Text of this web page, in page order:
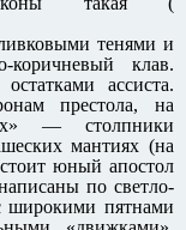
тенями и
коричневый клав.
ассиста.
престола, на
— столпники
мантиях (на
юный апостол
по светло-
широкими пятнами